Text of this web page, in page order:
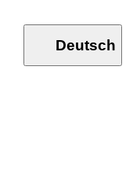
Deutsch